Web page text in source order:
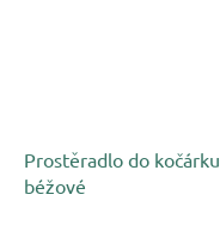
Prostěradlo do kočárku
béžové